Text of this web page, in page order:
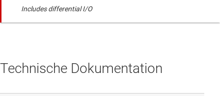
Includes differential I/O
Technische Dokumentation